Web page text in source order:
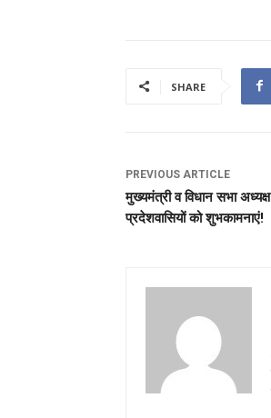
SHARE
PREVIOUS ARTICLE
मुख्यमंत्री व विधान सभा
प्रदेशवासियों को शुभकामनाएं!